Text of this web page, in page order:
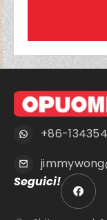
+86-
Seguici!